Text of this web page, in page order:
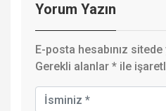
Yorum Yazın
E-posta hesabınız sitede
Gerekli alanlar * ile